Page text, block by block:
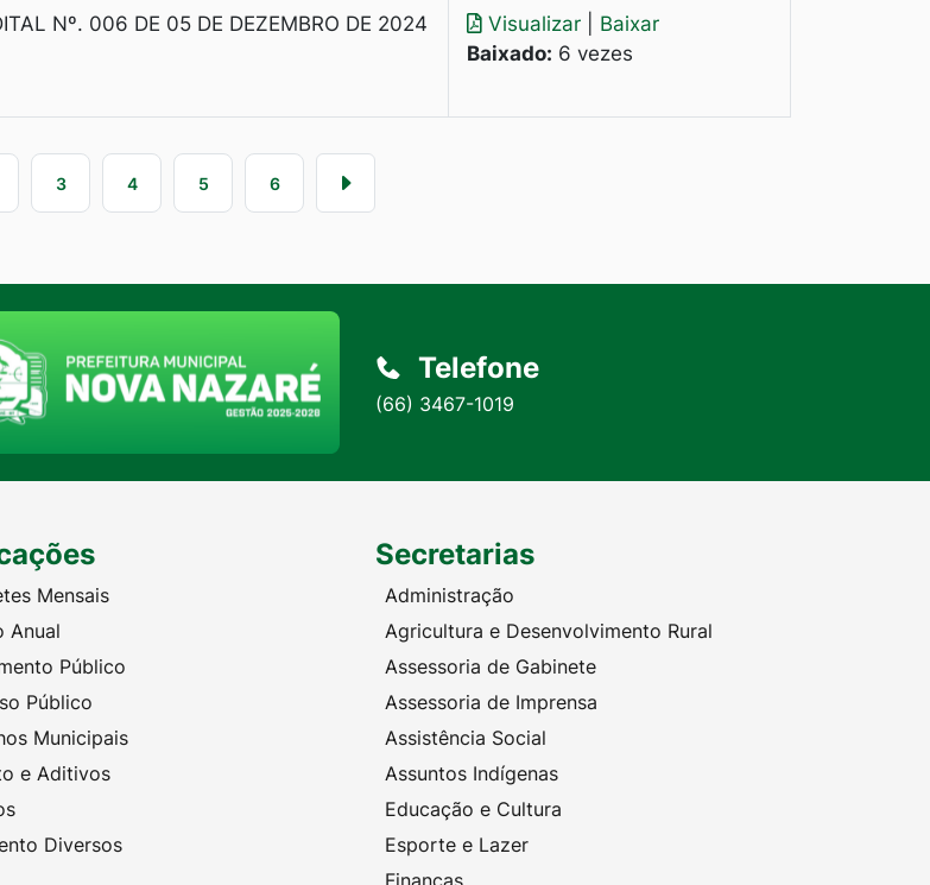
Nº. 006 DE 05 DE DEZEMBRO DE 2024 Visualizar
Baixar
Baixado: 6 vezes
3 4 5 6
Telefone
(66) 3467-1019
Mensais
Anual
Público
Público
Municipais
e Aditivos
Diversos
Secretarias
Administração
Agricultura e Desenvolvimento Rural
Assessoria de Gabinete
Assessoria de Imprensa
Assistência Social
Assuntos Indígenas
Educação e Cultura
Esporte e Lazer
Finanças